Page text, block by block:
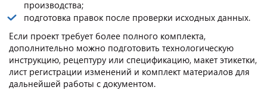
производства;
подготовка правок после проверки исходных данных.
Если проект требует более полного комплекта,
дополнительно можно подготовить технологическую
инструкцию, рецептуру или спецификацию, макет этикетки,
лист регистрации изменений и комплект материалов для
дальнейшей работы с документом.